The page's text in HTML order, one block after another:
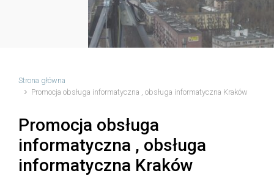
Strona główna
Promocja obsługa informatyczna , obsługa informatyczna Kraków
Promocja obsługa
informatyczna , obsługa
informatyczna Kraków